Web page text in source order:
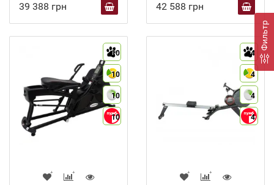
Фильтр
39 388 грн 42 588 грн
10
10
10
10
4
4
4
4